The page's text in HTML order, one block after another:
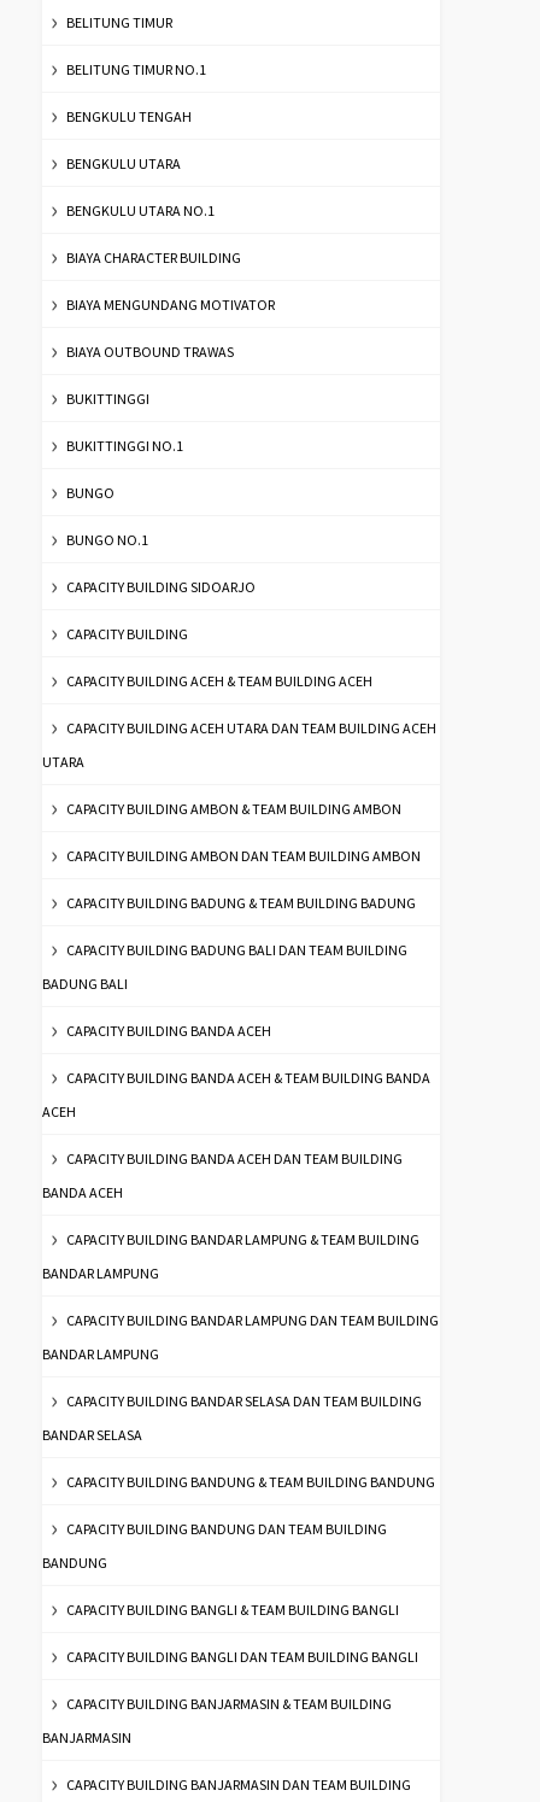
BELITUNG TIMUR
BELITUNG TIMUR NO.1
BENGKULU TENGAH
BENGKULU UTARA
BENGKULU UTARA NO.1
BIAYA CHARACTER BUILDING
BIAYA MENGUNDANG MOTIVATOR
BIAYA OUTBOUND TRAWAS
BUKITTINGGI
BUKITTINGGI NO.1
BUNGO
BUNGO NO.1
CAPACITY BUILDING SIDOARJO
CAPACITY BUILDING
CAPACITY BUILDING ACEH & TEAM BUILDING ACEH
CAPACITY BUILDING ACEH UTARA DAN TEAM BUILDING ACEH
UTARA
CAPACITY BUILDING AMBON & TEAM BUILDING AMBON
CAPACITY BUILDING AMBON DAN TEAM BUILDING AMBON
CAPACITY BUILDING BADUNG & TEAM BUILDING BADUNG
CAPACITY BUILDING BADUNG BALI DAN TEAM BUILDING
BADUNG BALI
CAPACITY BUILDING BANDA ACEH
CAPACITY BUILDING BANDA ACEH & TEAM BUILDING BANDA
ACEH
CAPACITY BUILDING BANDA ACEH DAN TEAM BUILDING
BANDA ACEH
CAPACITY BUILDING BANDAR LAMPUNG & TEAM BUILDING
BANDAR LAMPUNG
CAPACITY BUILDING BANDAR LAMPUNG DAN TEAM BUILDING
BANDAR LAMPUNG
CAPACITY BUILDING BANDAR SELASA DAN TEAM BUILDING
BANDAR SELASA
CAPACITY BUILDING BANDUNG & TEAM BUILDING BANDUNG
CAPACITY BUILDING BANDUNG DAN TEAM BUILDING
BANDUNG
CAPACITY BUILDING BANGLI & TEAM BUILDING BANGLI
CAPACITY BUILDING BANGLI DAN TEAM BUILDING BANGLI
CAPACITY BUILDING BANJARMASIN & TEAM BUILDING
BANJARMASIN
CAPACITY BUILDING BANJARMASIN DAN TEAM BUILDING